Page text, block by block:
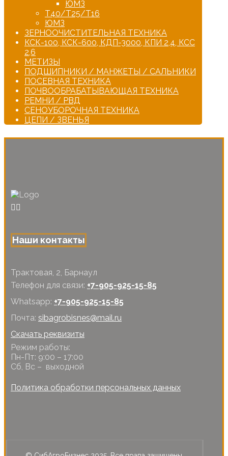
ЮМЗ
Т40/Т25/Т16
ЮМЗ
ЗЕРНООЧИСТИТЕЛЬНАЯ ТЕХНИКА
КСК-100, КСК-600, КДП-3000, КПИ 2,4, КСС
2,6
МЕТИЗЫ
ПОДШИПНИКИ / МАНЖЕТЫ / САЛЬНИКИ
ПОСЕВНАЯ ТЕХНИКА
ПОЧВООБРАБАТЫВАЮЩАЯ ТЕХНИКА
РЕМНИ / РВД
СЕНОУБОРОЧНАЯ ТЕХНИКА
ЦЕПИ / ЗВЕНЬЯ
Наши контакты
Трактовая, 2, Барнаул
Телефон для связи: +7-905-925-15-85
Whatsapp: +7-905-925-15-85
Почта: sibagrobisnes@mail.ru
Скачать реквизиты
Режим работы:
Пн-Пт: 9:00 – 17:00
Сб, Вс – выходной
Политика обработки персональных данных